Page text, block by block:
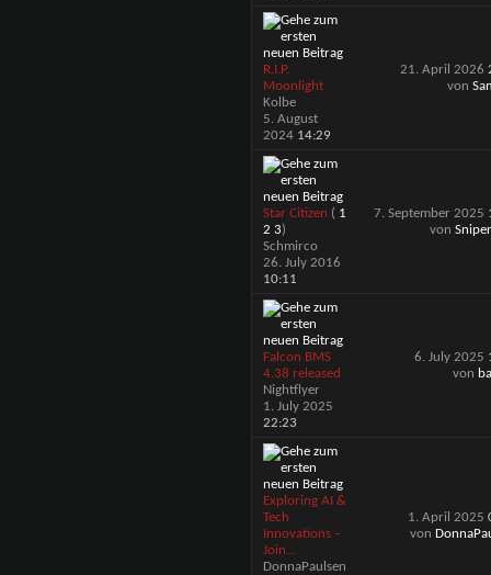
R.I.P.
Moonlight
Kolbe
5. August
2024 14:29
21. April 2026
von
Star Citizen ( 1
2 3)
Schmirco
26. July 2016
10:11
7. September 2025
von
Falcon BMS
4.38 released
Nightflyer
1. July 2025
22:23
6. July 2025
von
Exploring AI &
Tech
Innovations –
Join...
DonnaPaulsen
1. April 2025
von